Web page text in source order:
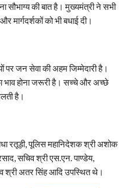
सौभाग्य की बात है। मुख्यमंत्री ने सभी
मार्गदर्शकों को भी बधाई दी।
पर जन सेवा की अहम जिम्मेदारी है।
भाव होना जरूरी है। सच्चे और अच्छे
है।
रतूड़ी, पूलिस महानिदेशक श्री अशोक
सचिव श्री एस.एन. पाण्डेय,
श्री अतर सिंह आदि उपस्थित थे।